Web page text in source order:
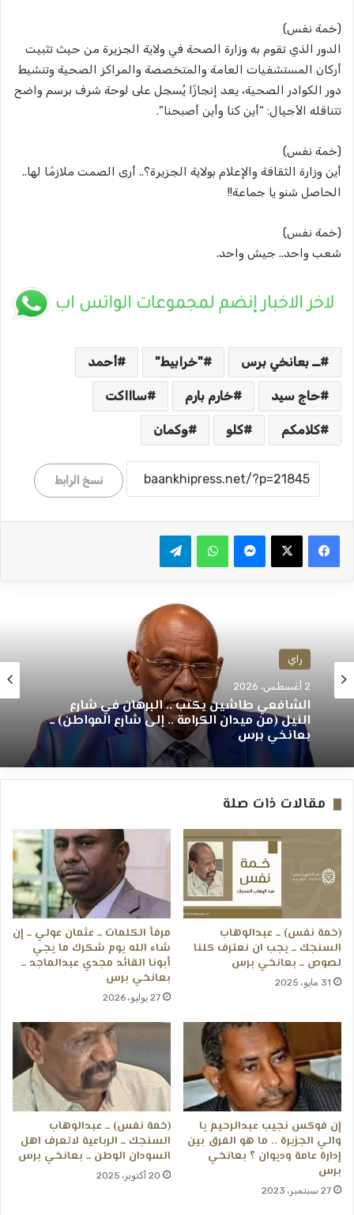
(خمة نفس)
الدور الذي تقوم به وزارة الصحة في ولاية الجزيرة من حيث تثبيت
أركان المستشفيات العامة والمتخصصة والمراكز الصحية وتنشيط
دور الكوادر الصحية، يعد إنجازًا يُسجل على لوحة شرف برسم واضح
تتناقله الأجيال: “أين كنا وأين أصبحنا”.
(خمة نفس)
أين وزارة الثقافة والإعلام بولاية الجزيرة؟.. أرى الصمت ملازمًا لها..
الحاصل شنو يا جماعة!!
(خمة نفس)
شعب واحد.. جيش واحد.
ــ بعانخي برس "خرابيط" أحمد
حاج سيد خارم بارم ساااكت
كلامكم كلو وكمان
نسخ الرابط
واتساب
راي
2 أغسطس، 2026
الشافعي طاشين يكتب .. البرهان في شارع
النيل (من ميدان الكرامة .. إلى شارع المواطن) ــ
بعانخي برس
مقالات ذات صلة
(خمة نفس) ــ عبدالوهاب
السنجك ــ يجب ان نعترف كلنا
لصوص ــ بعانخي برس
31 مايو، 2025
مرفأ الكلمات ــ عثمان عولي ــ إن
شاء الله يوم شكرك ما يجي
أبونا القائد مجدي عبدالماجد ــ
بعانخي برس
27 يوليو، 2026
إن فوكس نجيب عبدالرحيم يا
والي الجزيرة .. ما هو الفرق بين
إدارة عامة وديوان ؟ بعانخي
برس
27 سبتمبر، 2023
(خمة نفس) ــ عبدالوهاب
السنجك ــ الرباعية لاتعرف اهل
السودان الوطن ــ بعانخي برس
20 أكتوبر، 2025